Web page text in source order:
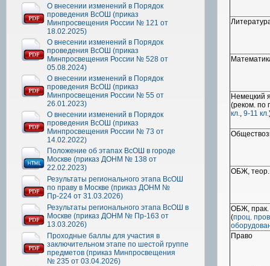
О внесении изменений в Порядок
проведения ВсОШ (приказ
Минпросвещения России № 121 от
18.02.2025)
О внесении изменений в Порядок
проведения ВсОШ (приказ
Минпросвещения России № 528 от
05.08.2024)
О внесении изменений в Порядок
проведения ВсОШ (приказ
Минпросвещения России № 55 от
26.01.2023)
О внесении изменений в Порядок
проведения ВсОШ (приказ
Минпросвещения России № 73 от
14.02.2022)
Положение об этапах ВсОШ в городе
Москве (приказ ДОНМ № 138 от
22.02.2023)
Результаты регионального этапа ВсОШ
по праву в Москве (приказ ДОНМ №
Пр-224 от 31.03.2026)
Результаты регионального этапа ВсОШ в
Москве (приказ ДОНМ № Пр-163 от
13.03.2026)
Проходные баллы для участия в
заключительном этапе по шестой группе
предметов (приказ Минпросвещения
№ 235 от 03.04.2026)
Немецкий
(реком. по
кл., 9-11 кл.
ОБЖ, теор.
ОБЖ, прак.
(проц.
Право